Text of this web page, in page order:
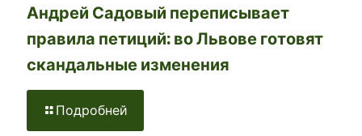
Андрей Садовый переписывает
правила петиций: во Львове готовят
скандальные изменения
Подробней